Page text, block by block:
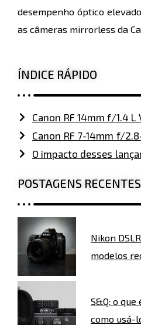
desempenho óptico
as câmeras mirrorless da
ÍNDICE RÁPIDO
Canon RF 14mm f/1.4 L
Canon RF 7-14mm f/
O impacto desses
POSTAGENS RECENTES
Nikon
modelos
S&Q: o que
como usá-